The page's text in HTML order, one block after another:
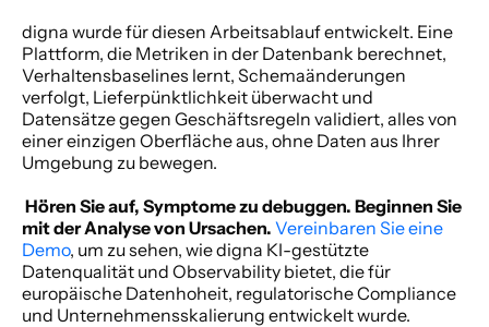
digna wurde für diesen Arbeitsablauf entwickelt. Eine
Plattform, die Metriken in der Datenbank berechnet,
Verhaltensbaselines lernt, Schemaänderungen
verfolgt, Lieferpünktlichkeit überwacht und
Datensätze gegen Geschäftsregeln validiert, alles von
einer einzigen Oberfläche aus, ohne Daten aus Ihrer
Umgebung zu bewegen.
Hören Sie auf, Symptome zu debuggen. Beginnen Sie
mit der Analyse von Ursachen. Vereinbaren Sie eine
Demo, um zu sehen, wie digna KI-gestützte
Datenqualität und Observability bietet, die für
europäische Datenhoheit, regulatorische Compliance
und Unternehmensskalierung entwickelt wurde.